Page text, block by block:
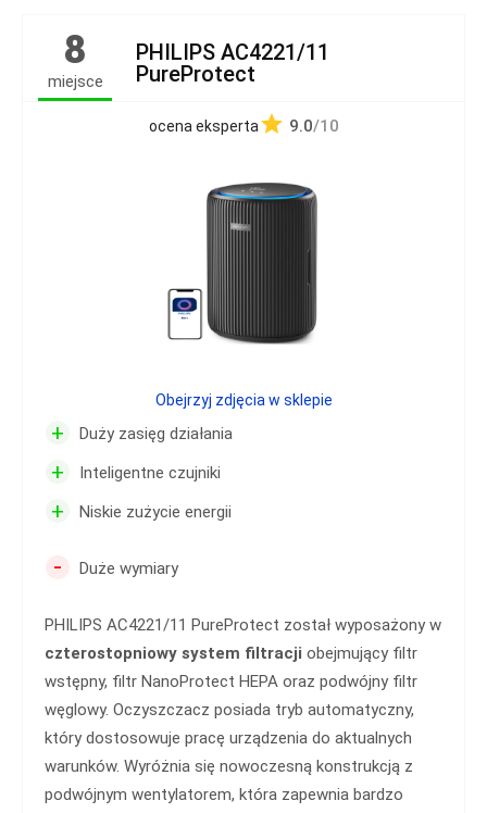
8
miejsce
PHILIPS AC4221/11
PureProtect
ocena eksperta 9.0/10
+ Duży zasięg działania
+ Inteligentne czujniki
+ Niskie zużycie energii
- Duże wymiary
PHILIPS AC4221/11 PureProtect został wyposażony w
czterostopniowy system filtracji obejmujący filtr
wstępny, filtr NanoProtect HEPA oraz podwójny filtr
węglowy. Oczyszczacz posiada tryb automatyczny,
który dostosowuje pracę urządzenia do aktualnych
warunków. Wyróżnia się nowoczesną konstrukcją z
podwójnym wentylatorem, która zapewnia bardzo
Obejrzyj zdjęcia w sklepie